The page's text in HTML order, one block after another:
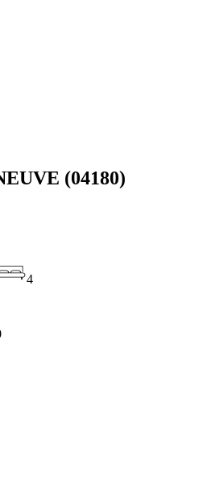
(04180)
4